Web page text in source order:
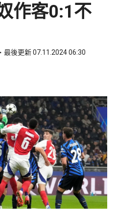
作客0:1不
最後更新 07.11.2024 06:30